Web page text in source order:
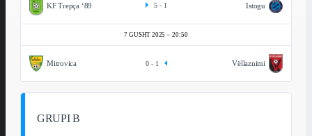
KF Trepça ‘89 Istogu
5 - 1
7 GUSHT 2025 20:50
Mitrovica Vëllaznimi
0 - 1
GRUPI B